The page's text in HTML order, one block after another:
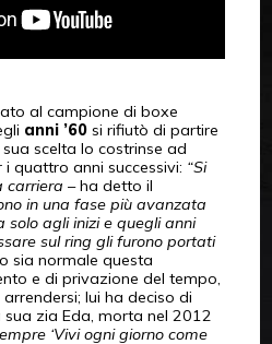
al campione di boxe
anni ’60si rifiutò di partire
scelta lo costrinse ad
quattro anni successivi: “Si
carriera – ha detto il
in una fase più avanzata
solo agli inizi e quegli anni
sul ring gli furono portati
sia normale questa
e di privazione del tempo,
lui ha deciso di
zia Eda, morta nel 2012
‘Vivi ogni giorno come